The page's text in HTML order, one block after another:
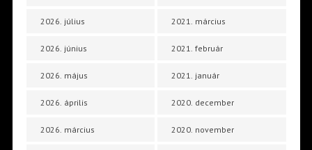
2026. július
2026. június
2026. május
2026. április
2026. március
2021. március
2021. február
2021. január
2020. december
2020. november